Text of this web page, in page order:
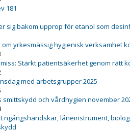
181
sig bakom upprop för etanol som
om yrkesmässig hygienisk verksamhet
Stärkt patientsäkerhet genom rätt
med arbetsgrupper 2025
smittskydd och vårdhygien november
låneinstrument,